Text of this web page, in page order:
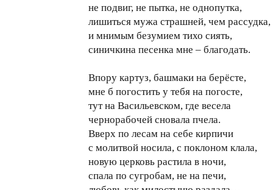
не подвиг, не пытка, не однопутка,
лишиться мужа страшней, чем рассудка,
и мнимым безумием тихо сиять,
синичкина песенка мне – благодать.
Впору картуз, башмаки на берёсте,
мне б погостить у тебя на погосте,
тут на Васильевском, где весела
чернорабочей сновала пчела.
Вверх по лесам на себе кирпичи
с молитвой носила, с поклоном клала,
новую церковь растила в ночи,
спала по сугробам, не на печи,